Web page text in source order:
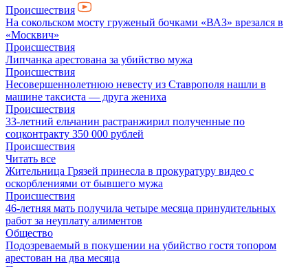
Происшествия
На сокольском мосту груженый бочками «ВАЗ» врезался в
«Москвич»
Происшествия
Липчанка арестована за убийство мужа
Происшествия
Несовершеннолетнюю невесту из Ставрополя нашли в
машине таксиста — друга жениха
Происшествия
33-летний ельчанин растранжирил полученные по
соцконтракту 350 000 рублей
Происшествия
Читать все
Жительница Грязей принесла в прокуратуру видео с
оскорблениями от бывшего мужа
Происшествия
46-летняя мать получила четыре месяца принудительных
работ за неуплату алиментов
Общество
Подозреваемый в покушении на убийство гостя топором
арестован на два месяца